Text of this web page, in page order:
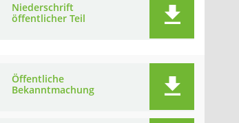
Niederschrift
öffentlicher Teil
Öffentliche
Bekanntmachung